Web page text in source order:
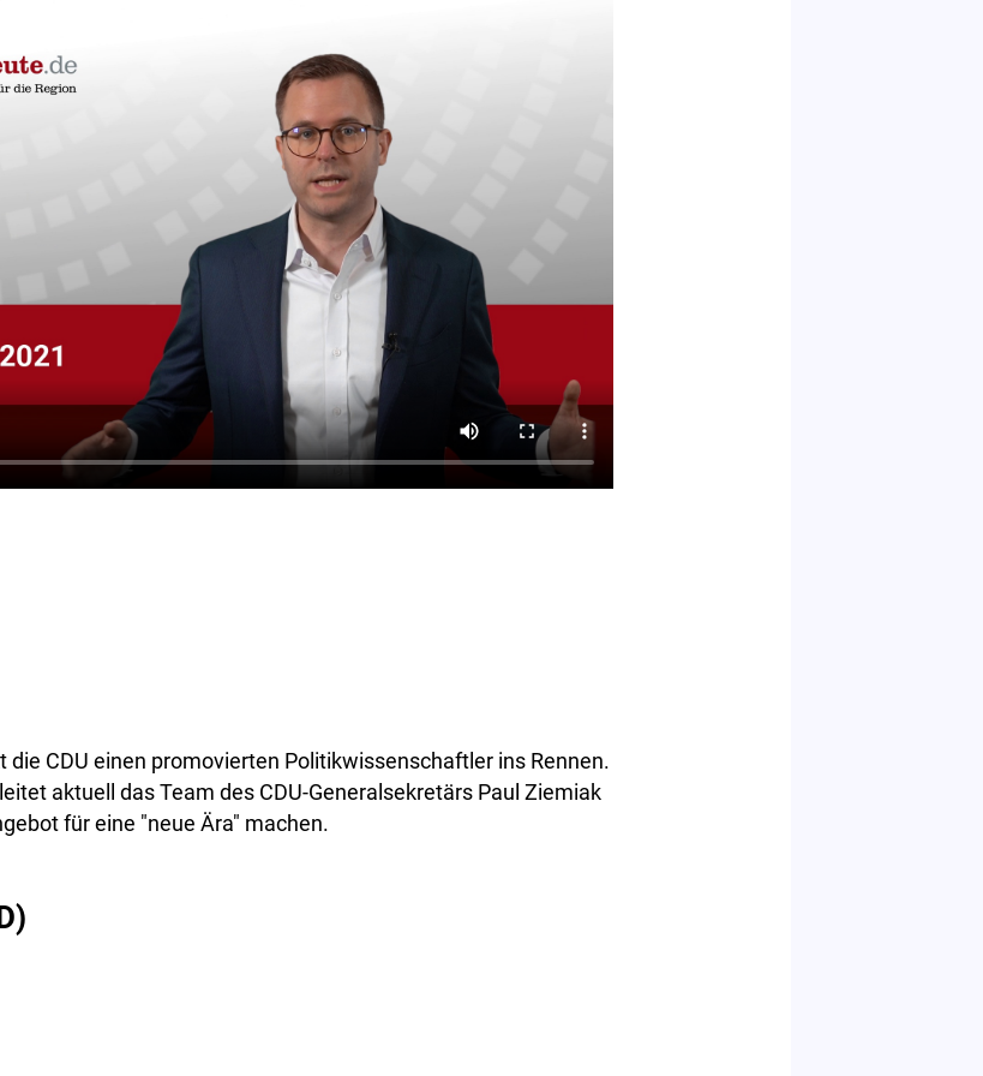
die CDU einen promovierten Politikwissenschaftler ins Rennen.
aktuell das Team des CDU-Generalsekretärs Paul Ziemiak
für eine "neue Ära" machen.